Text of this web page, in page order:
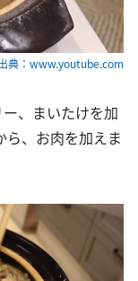
典：www.youtube.com
、まいたけを加
ら、お肉を加えま